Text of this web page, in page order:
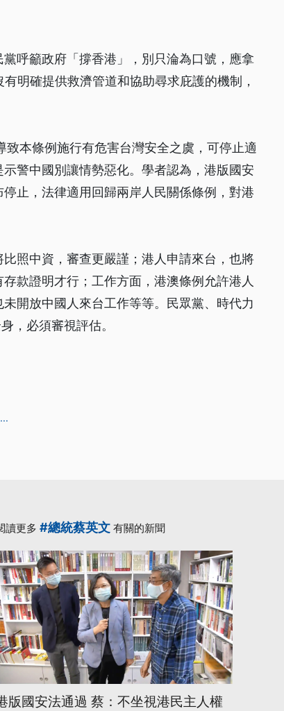
呼籲政府「撐香港」，別只淪為口號，應拿
明確提供救濟管道和協助尋求庇護的機制，
本條例施行有危害台灣安全之虞，可停止適
警中國別讓情勢惡化。學者認為，港版國安
止，法律適用回歸兩岸人民關係條例，對港
照中資，審查更嚴謹；港人申請來台，也將
款證明才行；工作方面，港澳條例允許港人
開放中國人來台工作等等。民眾黨、時代力
，必須審視評估。
...
讀更多 #總統蔡英文 有關的新聞
版國安法通過 蔡：不坐視港民主人權